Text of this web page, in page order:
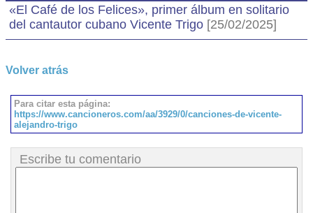
«El Café de los Felices», primer álbum en solitario
del cantautor cubano Vicente Trigo [25/02/2025]
Volver atrás
Para citar esta página:
https://www.cancioneros.com/aa/3929/0/canciones-de-vicente-
alejandro-trigo
Escribe tu comentario